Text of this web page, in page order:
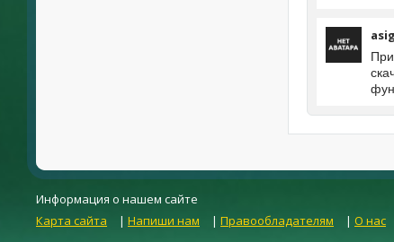
Информация о нашем сайте
Карта сайта
| Напиши нам | Правообладателям | О нас